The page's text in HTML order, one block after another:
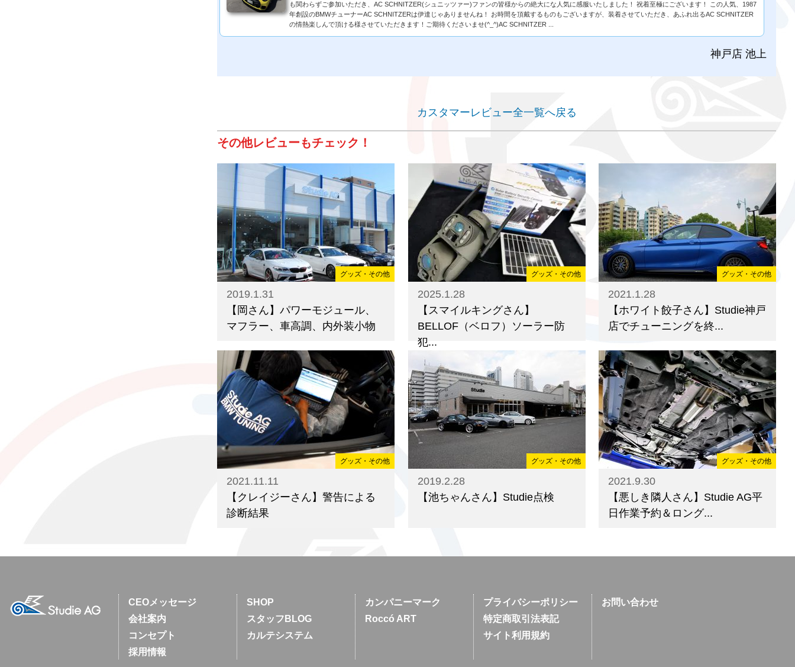
も関わらずご参加いただき、AC SCHNITZER(シュニッツァー)ファンの皆様からの絶大にな人気に感服いたしました！ 祝着至極にございます！ この人気、1987
年創設のBMWチューナーAC SCHNITZERは伊達じゃありませんね！ お時間を頂戴するものもございますが、装着させていただき、あふれ出るAC SCHNITZER
の情熱楽しんで頂ける様させていただきます！ご期待くださいませ(^_^)AC SCHNITZER ...
神戸店 池上
カスタマーレビュー全一覧へ戻る
その他レビューもチェック！
グッズ・その他
2019.1.31
【岡さん】パワーモジュール、
マフラー、車高調、内外装小物
グッズ・その他
2025.1.28
【スマイルキングさん】
BELLOF（ベロフ）ソーラー防
犯...
グッズ・その他
2021.1.28
【ホワイト餃子さん】Studie神戸
店でチューニングを終...
グッズ・その他
2021.11.11
【クレイジーさん】警告による
診断結果
グッズ・その他
2019.2.28
【池ちゃんさん】Studie点検
グッズ・その他
2021.9.30
【悪しき隣人さん】Studie AG平
日作業予約＆ロング...
CEOメッセージ
会社案内
コンセプト
採用情報
SHOP
スタッフBLOG
カルテシステム
カンパニーマーク
Roccó ART
プライバシーポリシー
特定商取引法表記
サイト利用規約
お問い合わせ